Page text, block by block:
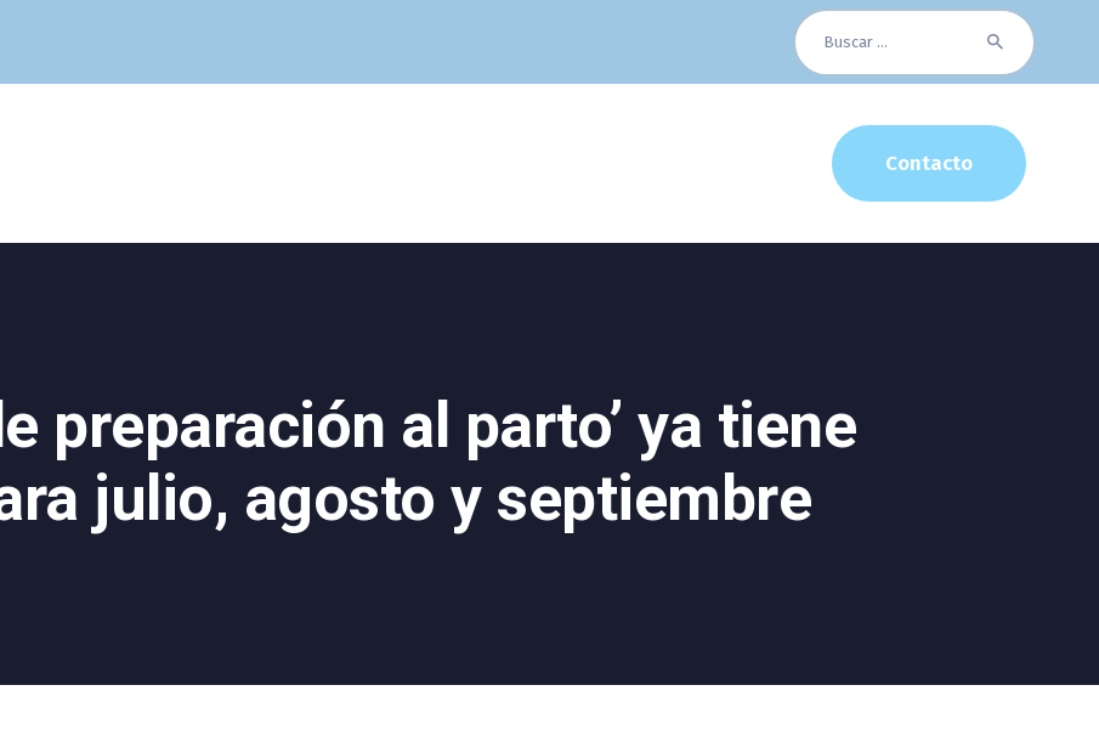
Buscar:
Contacto
preparación al parto’ ya tiene
julio, agosto y septiembre
Especialidades
Noticias